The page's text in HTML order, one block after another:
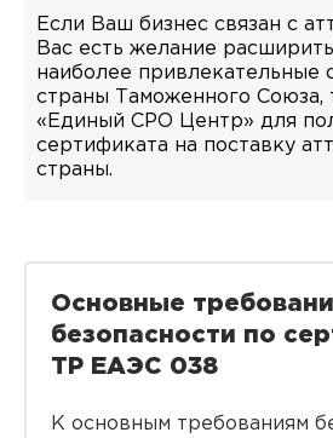
Если Ваш бизнес связан с
Вас есть желание
наиболее привлекательные
страны Таможенного Союза,
«Единый СРО Центр» для
сертификата на поставку
страны.
Основные
безопасности по
ТР ЕАЭС 038
К основным требованиям